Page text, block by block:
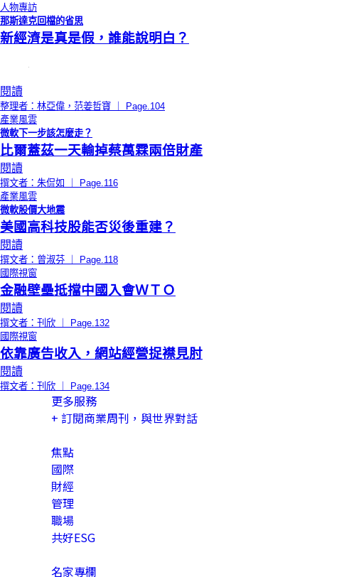
人物專訪
那斯達克回檔的省思
新經濟是真是假，誰能說明白？
閱讀
整理者：林亞偉，范姜哲寶 ｜ Page.104
產業風雲
微軟下一步該怎麼走？
比爾蓋茲一天輸掉蔡萬霖兩倍財產
閱讀
撰文者：朱侃如 ｜ Page.116
產業風雲
微軟股價大地震
美國高科技股能否災後重建？
閱讀
撰文者：曾淑芬 ｜ Page.118
國際視窗
金融壁壘抵擋中國入會ＷＴＯ
閱讀
撰文者：刊欣 ｜ Page.132
國際視窗
依靠廣告收入，網站經營捉襟見肘
閱讀
撰文者：刊欣 ｜ Page.134
更多服務
+ 訂閱商業周刊，與世界對話
焦點
國際
財經
管理
職場
共好ESG
名家專欄